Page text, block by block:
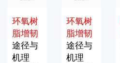
环氧树
脂增韧
途径与
机理
环氧树
脂增韧
途径与
机理